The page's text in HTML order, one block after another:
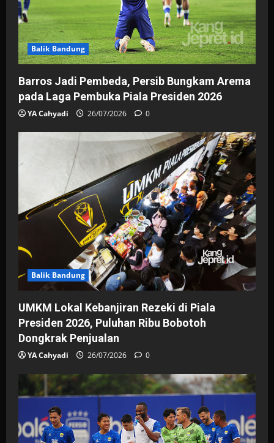
Balik Bandung
Barros Jadi Pembeda, Persib Bungkam Arema
pada Laga Pembuka Piala Presiden 2026
YA Cahyadi 26/07/2026 0
Balik Bandung
UMKM Lokal Kebanjiran Rezeki di Piala
Presiden 2026, Puluhan Ribu Bobotoh
Dongkrak Penjualan
YA Cahyadi 26/07/2026 0